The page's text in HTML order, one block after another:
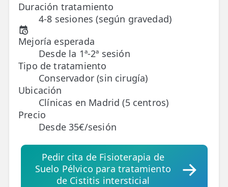
🧠 Fisioterapia Neurológica
🧍 Fisioterapia Vestibular
🫁 Fisioterapia Respiratoria
👶 Fisioterapia Pediátrica
TRATAMIENTOS
✅ Punción Seca
✅ Ondas de Choque
✅ EPTE - EPI
Duración tratamiento
4-8 sesiones (según gravedad)
Mejoría esperada
Desde la 1ª-2ª sesión
Tipo de tratamiento
Conservador (sin cirugía)
Ubicación
Clínicas en Madrid (5 centros)
Precio
Desde 35€/sesión
Pedir cita de Fisioterapia de
Suelo Pélvico para tratamiento
de Cistitis intersticial